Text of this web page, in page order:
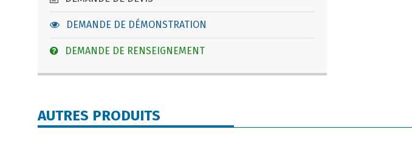
DEMANDE DE DÉMONSTRATION
DEMANDE DE RENSEIGNEMENT
AUTRES PRODUITS